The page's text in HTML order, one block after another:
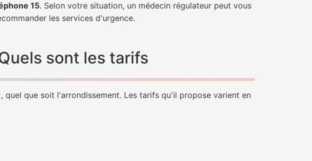
15. Selon votre situation, un médecin régulateur peut vous
les services d'urgence.
sont les tarifs
quel que soit l'arrondissement. Les tarifs qu'il propose varient en